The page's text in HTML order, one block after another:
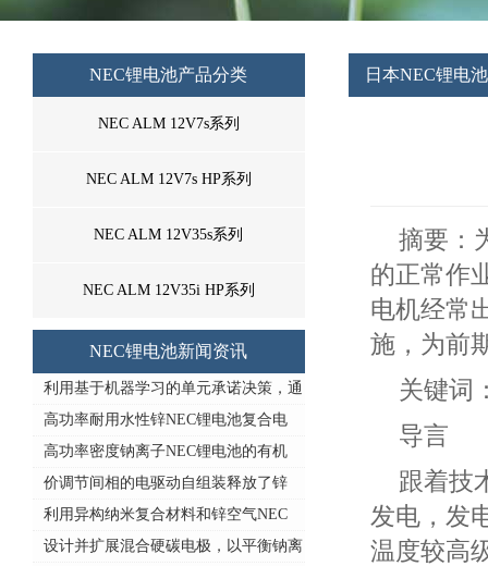
NEC锂电池产品分类
NEC ALM 12V7s系列
NEC ALM 12V7s HP系列
NEC ALM 12V35s系列
NEC ALM 12V35i HP系列
NEC锂电池新闻资讯
利用基于机器学习的单元承诺决策，通
高功率耐用水性锌NEC锂电池复合电
高功率密度钠离子NEC锂电池的有机
价调节间相的电驱动自组装释放了锌
利用异构纳米复合材料和锌空气NEC
设计并扩展混合硬碳电极，以平衡钠离
日本NEC锂电
摘要：
的正常作
电机经常
施，为前
关键词
导言
跟着技
发电，发
温度较高